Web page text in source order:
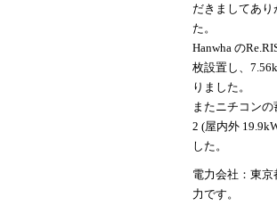
だきましてあり
た。
Hanwha の
枚設置し、
りました。
またニチコン
2 (屋内外
した。
電力会社：東
力です。